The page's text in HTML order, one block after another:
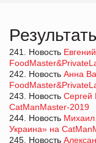
241. Новость
242. Новость Анна
243. Новость Сергей
CatManMaster-2019
244. Новость Михаил
Украина» на
245. Новость